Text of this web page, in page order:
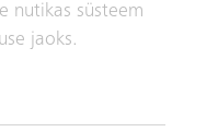
nutikas süsteem
jaoks.